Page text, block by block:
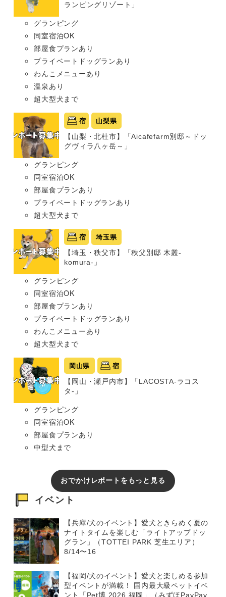
ランピングリゾート」
グランピング
同室宿泊OK
部屋食プランあり
プライベートドッグランあり
わんこメニューあり
温泉あり
超大型犬まで
宿 山梨県
【山梨・北杜市】「Aicafefarm別邸～ドッ
グヴィラ八ヶ岳～」
グランピング
同室宿泊OK
部屋食プランあり
プライベートドッグランあり
超大型犬まで
宿 埼玉県
【埼玉・秩父市】「秩父別邸 木叢-
komura-」
グランピング
同室宿泊OK
部屋食プランあり
プライベートドッグランあり
わんこメニューあり
超大型犬まで
岡山県 宿
【岡山・瀬戸内市】「LACOSTA-ラコス
タ-」
グランピング
同室宿泊OK
部屋食プランあり
中型犬まで
おでかけレポートをもっと見る
イベント
【兵庫/犬のイベント】愛犬ときらめく夏の
ナイトタイムを楽しむ「ライトアップドッ
グラン」（TOTTEI PARK 芝生エリア）
8/14〜16
【福岡/犬のイベント】愛犬と楽しめる参加
型イベントが満載！ 国内最大級ペットイベ
ント「Pet博 2026 福岡」（みずほPayPay